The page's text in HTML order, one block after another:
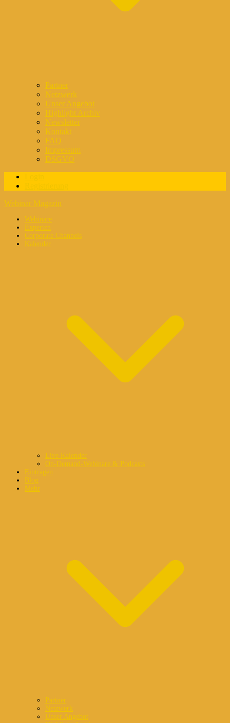
Partner
Netzwerk
Unser Angebot
Highlight Archiv
Newsletter
Kontakt
FAQ
Impressum
DSGVO
Webinar Magazin
Webinare
Experten
Corporate Channels
Kalender
Live Kalender
On-Demand-Webinare & Podcasts
Eintragen
Blog
Mehr
Partner
Netzwerk
Unser Angebot